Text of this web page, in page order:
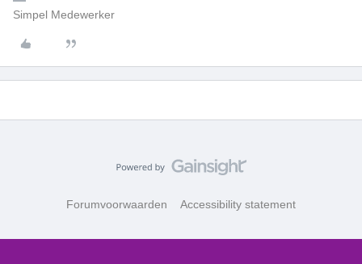
Simpel Medewerker
Forumvoorwaarden Accessibility statement